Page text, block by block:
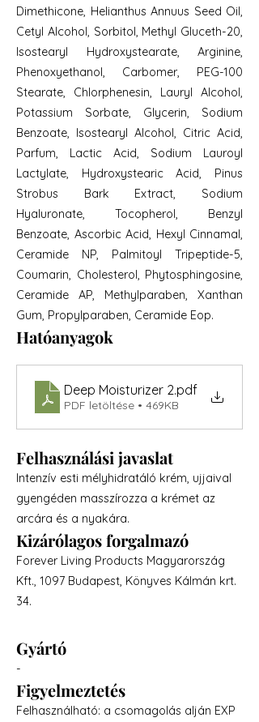
Dimethicone, Helianthus Annuus Seed Oil,
Cetyl Alcohol, Sorbitol, Methyl Gluceth-20,
Isostearyl Hydroxystearate, Arginine,
Phenoxyethanol, Carbomer, PEG-100
Stearate, Chlorphenesin, Lauryl Alcohol,
Potassium Sorbate, Glycerin, Sodium
Benzoate, Isostearyl Alcohol, Citric Acid,
Parfum, Lactic Acid, Sodium Lauroyl
Lactylate, Hydroxystearic Acid, Pinus
Strobus Bark Extract, Sodium
Hyaluronate, Tocopherol, Benzyl
Benzoate, Ascorbic Acid, Hexyl Cinnamal,
Ceramide NP, Palmitoyl Tripeptide-5,
Coumarin, Cholesterol, Phytosphingosine,
Ceramide AP, Methylparaben, Xanthan
Gum, Propylparaben, Ceramide Eop.
Hatóanyagok
Deep Moisturizer 2.pdf
PDF letöltése • 469KB
Felhasználási javaslat
Intenzív esti mélyhidratáló krém, ujjaival
gyengéden masszírozza a krémet az
arcára és a nyakára.
Kizárólagos forgalmazó
Forever Living Products Magyarország
Kft., 1097 Budapest, Könyves Kálmán krt.
34.
Gyártó
-
Figyelmeztetés
Felhasználható: a csomagolás alján EXP